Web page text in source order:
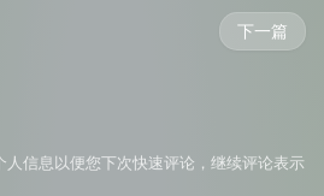
下一篇
人信息以便您下次快速评论，继续评论表示